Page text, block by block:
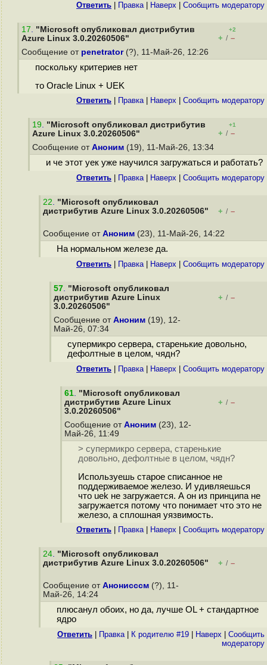
Ответить Правка| Наверх Cообщить модератору
17. "Microsoft опубликовал дистрибутив
Azure Linux 3.0.20260506"
+2
+ / –
Сообщение от penetrator(?), 11-Май-26, 12:26
поскольку критериев нет
то Oracle Linux + UEK
Ответить Правка| Наверх Cообщить модератору
19. "Microsoft опубликовал дистрибутив
Azure Linux 3.0.20260506"
+1
+ / –
Сообщение от Аноним (19), 11-Май-26, 13:34
и че этот уек уже научился загружаться и работать?
Ответить Правка| Наверх Cообщить модератору
22. "Microsoft опубликовал
дистрибутив Azure Linux 3.0.20260506"
+ / –
Сообщение от Аноним (23), 11-Май-26, 14:22
На нормальном железе да.
Ответить Правка| Наверх Cообщить модератору
57. "Microsoft опубликовал
дистрибутив Azure Linux
3.0.20260506"
+ / –
Сообщение от Аноним (19), 12-
Май-26, 07:34
супермикро сервера, старенькие довольно,
дефолтные в целом, чядн?
Ответить Правка| Наверх Cообщить модератору
61. "Microsoft опубликовал
дистрибутив Azure Linux
3.0.20260506"
+ / –
Сообщение от Аноним (23), 12-
Май-26, 11:49
> супермикро сервера, старенькие
довольно, дефолтные в целом, чядн?
Используешь старое списанное не
поддерживаемое железо. И удивляешься
что uek не загружается. А он из принципа не
загружается потому что понимает что это не
железо, а сплошная уязвимость.
Ответить Правка| Наверх Cообщить модератору
24. "Microsoft опубликовал
дистрибутив Azure Linux 3.0.20260506"
+ / –
Сообщение от Анонисссм (?), 11-
Май-26, 14:24
плюсанул обоих, но да, лучше OL + стандартное
ядро
Ответить Правка| К родителю #19 Наверх
Cообщить
модератору